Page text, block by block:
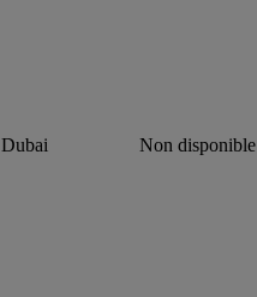
Dubai Non disponible